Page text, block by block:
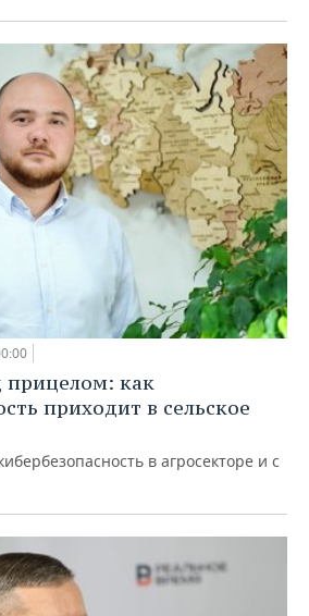
прицелом: как
приходит в сельское
в агросекторе и с